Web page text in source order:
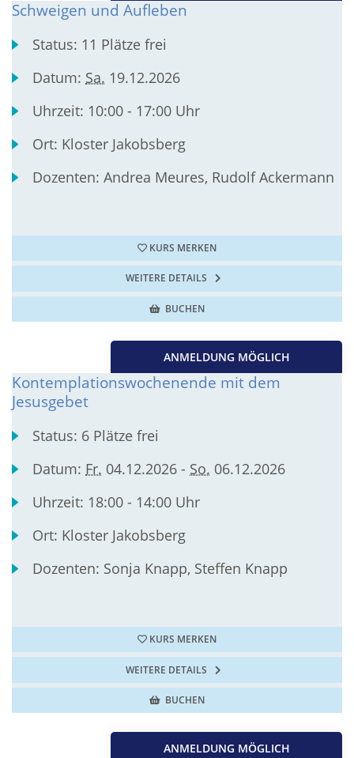
Schweigen und Aufleben
Status: 11 Plätze frei
Datum: Sa. 19.12.2026
Uhrzeit: 10:00 - 17:00 Uhr
Ort: Kloster Jakobsberg
Dozenten:Andrea Meures, Rudolf Ackermann
KURS MERKEN
WEITERE DETAILS
BUCHEN
ANMELDUNG MÖGLICH
Kontemplationswochenende mit dem
Jesusgebet
Status: 6 Plätze frei
Datum: Fr. 04.12.2026 - So. 06.12.2026
Uhrzeit: 18:00 - 14:00 Uhr
Ort: Kloster Jakobsberg
Dozenten: Sonja Knapp, Steffen Knapp
KURS MERKEN
WEITERE DETAILS
BUCHEN
ANMELDUNG MÖGLICH